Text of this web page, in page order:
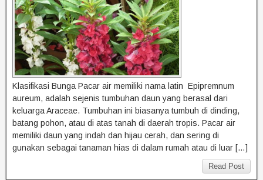
Klasifikasi Bunga Pacar air memiliki nama latin Epipremnum
aureum, adalah sejenis tumbuhan daun yang berasal dari
keluarga Araceae. Tumbuhan ini biasanya tumbuh di dinding,
batang pohon, atau di atas tanah di daerah tropis. Pacar air
memiliki daun yang indah dan hijau cerah, dan sering di
gunakan sebagai tanaman hias di dalam rumah atau di luar […]
Read Post